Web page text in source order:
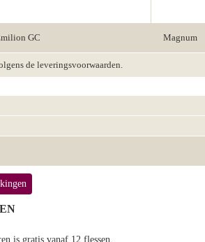
GC Magnum
de leveringsvoorwaarden.
is gratis vanaf 12 flessen.